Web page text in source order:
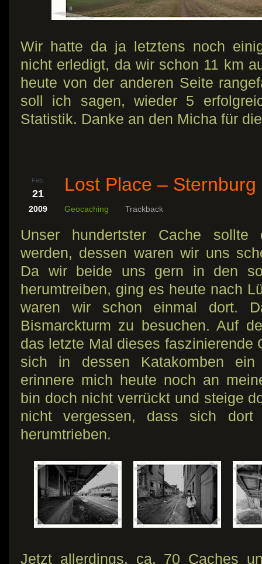
Wir hatte da ja letztens noch
nicht erledigt, da wir schon 11 km
heute von der anderen Seite
soll ich sagen, wieder 5
Statistik. Danke an den Micha für
Feb.
21
2009
Lost Place –
Geocaching Trackback
Unser hundertster Cache sollte
werden, dessen waren wir uns
Da wir beide uns gern in den
herumtreiben, ging es heute nach
waren wir schon einmal dort.
Bismarckturm zu besuchen. Auf
das letzte Mal dieses faszinierende
sich in dessen Katakomben ein
erinnere mich heute noch an
bin doch nicht verrückt und steige
nicht vergessen, dass sich dort
herumtrieben.
Jetzt allerdings, ca. 70 Caches